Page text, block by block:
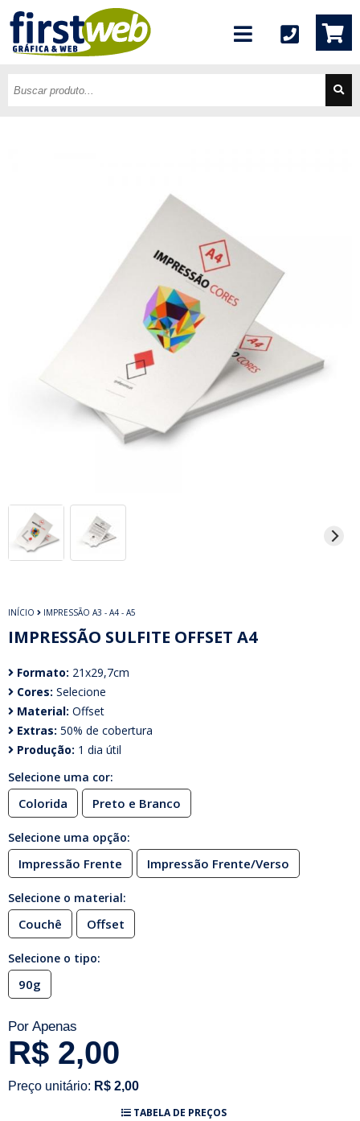
INÍCIO IMPRESSÃO A3 - A4 - A5
IMPRESSÃO SULFITE OFFSET A4
Formato: 21x29,7cm
Cores: Selecione
Material: Offset
Extras: 50% de cobertura
Produção: 1 dia útil
Selecione uma cor:
Colorida Preto e Branco
Selecione uma opção:
Impressão Frente Impressão Frente/Verso
Selecione o material:
Couchê Offset
Selecione o tipo:
90g
Por Apenas
R$ 2,00
Preço unitário: R$ 2,00
TABELA DE PREÇOS